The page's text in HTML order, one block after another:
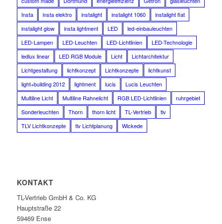
Insta
insta elektro instalight instalight 1060
instalight flat
instalight glow
insta lightment LED
led-einbauleuchten
LED-Lampen
LED-Leuchten LED-Lichtlinien
LED-Technologie
ledlux linear
LED RGB Module Licht
Lichtarchitektur
Lichtgestaltung
lichtkonzept Lichtkonzepte
lichtkunst
light+building 2012
lightment lucis
Lucis Leuchten
Multiline Licht
Multiline Rahnelicht RGB LED-Lichtlinien
ruhrgebiet
Sonderleuchten
Thorn thorn licht TL-Vertrieb
tlv
TLV Lichtkonzepte
tlv Lichtplanung Wickede
KONTAKT
TL-Vertrieb GmbH & Co. KG
Hauptstraße 22
59469 Ense